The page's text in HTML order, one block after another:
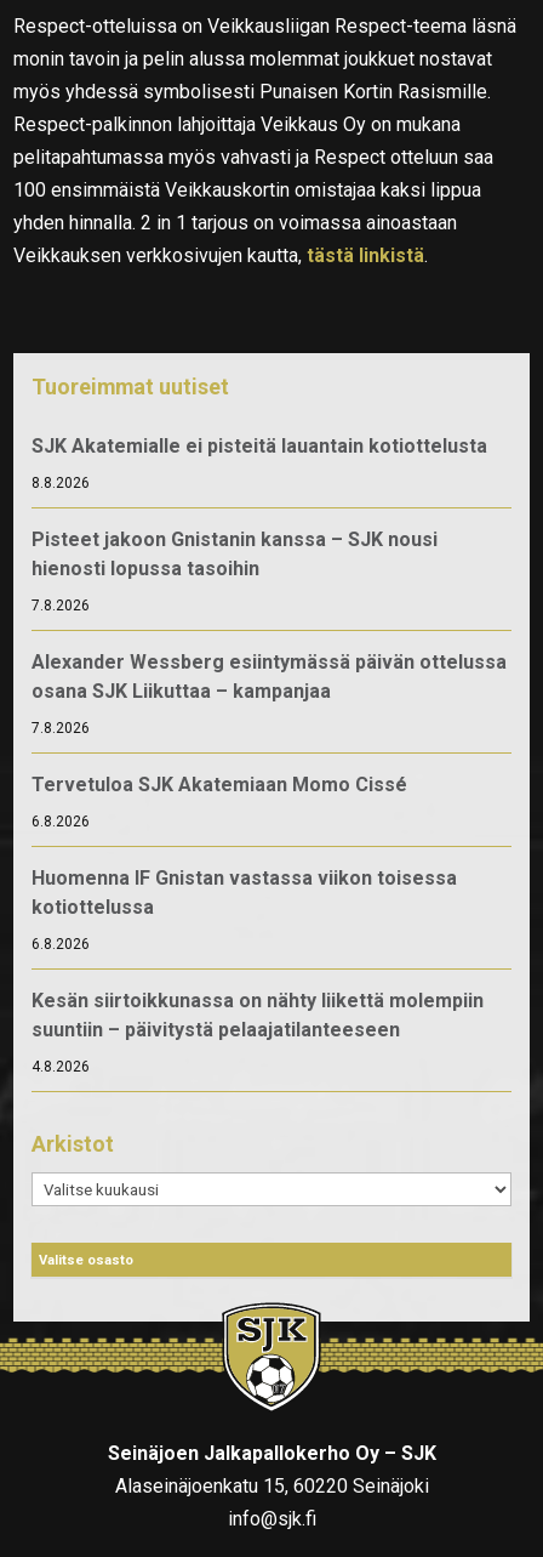
Respect-otteluissa on Veikkausliigan Respect-teema läsnä
monin tavoin ja pelin alussa molemmat joukkuet nostavat
myös yhdessä symbolisesti Punaisen Kortin Rasismille.
Respect-palkinnon lahjoittaja Veikkaus Oy on mukana
pelitapahtumassa myös vahvasti ja Respect otteluun saa
100 ensimmäistä Veikkauskortin omistajaa kaksi lippua
yhden hinnalla. 2 in 1 tarjous on voimassa ainoastaan
Veikkauksen verkkosivujen kautta,tästä linkistä.
Tuoreimmat uutiset
SJK Akatemialle ei pisteitä lauantain kotiottelusta
8.8.2026
Pisteet jakoon Gnistanin kanssa – SJK nousi
hienosti lopussa tasoihin
7.8.2026
Alexander Wessberg esiintymässä päivän ottelussa
osana SJK Liikuttaa – kampanjaa
7.8.2026
Tervetuloa SJK Akatemiaan Momo Cissé
6.8.2026
Huomenna IF Gnistan vastassa viikon toisessa
kotiottelussa
6.8.2026
Kesän siirtoikkunassa on nähty liikettä molempiin
suuntiin – päivitystä pelaajatilanteeseen
4.8.2026
Arkistot
Arkistot
Seinäjoen Jalkapallokerho Oy – SJK
Alaseinäjoenkatu 15, 60220 Seinäjoki
info@sjk.fi